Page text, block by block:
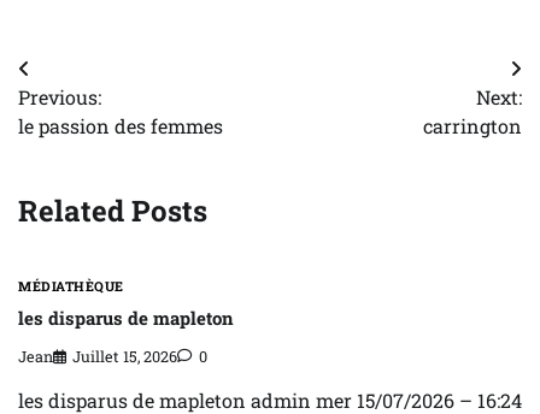
Navigation
de
Previous:
le passion des femmes
Next:
carrington
Related Posts
MÉDIATHÈQUE
les disparus de mapleton
Jean Juillet 15, 2026 0
les disparus de mapleton admin mer 15/07/2026 – 16:24